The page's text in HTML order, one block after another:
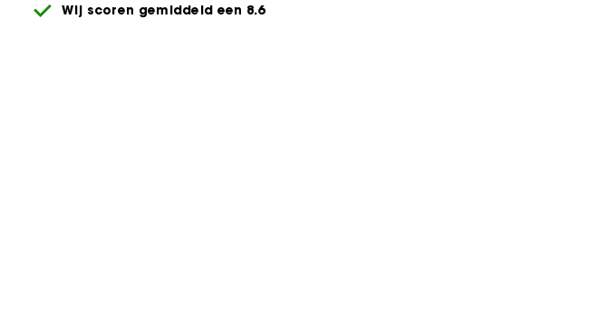
Wij scoren gemiddeld een 8.6